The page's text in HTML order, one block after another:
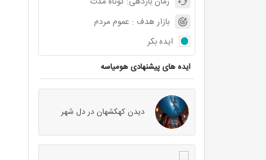
بازار هدف : عموم مردم
ایده بکر
ایده های پیشنهادی هومیاسه
دیدن کهکشهان در دل شهر